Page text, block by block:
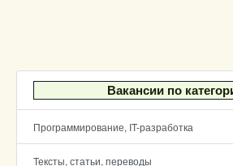
Вакансии по
Программирование, IT-разработка
Тексты, статьи, переводы